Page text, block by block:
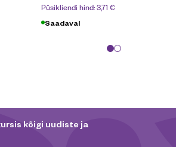
Püsikliendi hind:3,71 €
Saadaval
kõigi uudiste ja